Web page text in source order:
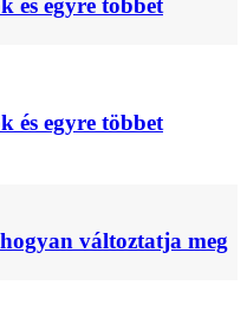
és egyre többet
és egyre többet
változtatja meg